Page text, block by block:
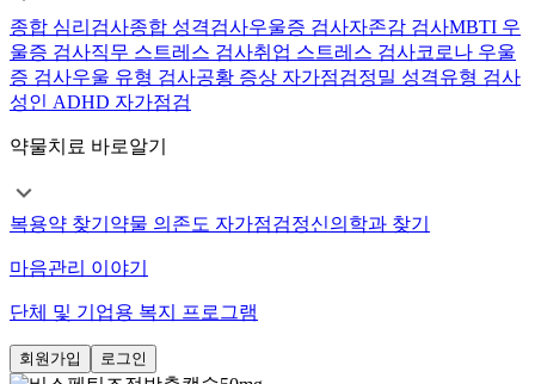
종합 심리검사종합 성격검사우울증 검사자존감 검사MBTI 우
울증 검사직무 스트레스 검사취업 스트레스 검사코로나 우울
증 검사우울 유형 검사공황 증상 자가점검정밀 성격유형 검사
성인 ADHD 자가점검
약물치료 바로알기
복용약 찾기 약물 의존도 자가점검정신의학과 찾기
마음관리 이야기
단체 및 기업용 복지 프로그램
회원가입 로그인